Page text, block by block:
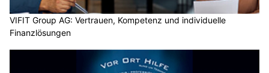
VIFIT Group AG: Vertrauen, Kompetenz und individuelle
Finanzlösungen